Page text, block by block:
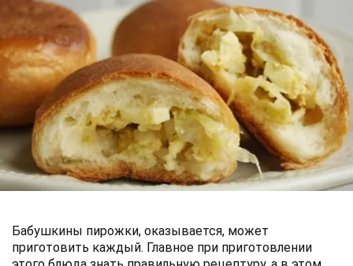
Бабушкины пирожки, оказывается, может
приготовить каждый. Главное при приготовлении